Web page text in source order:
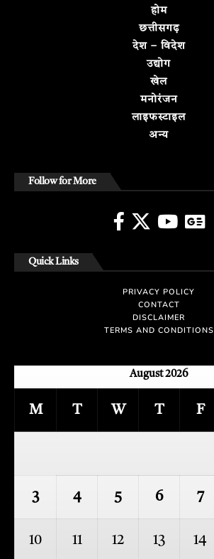
होम
छत्तीसगढ़
देश – विदेश
उद्योग
खेल
मनोरंजन
लाइफस्टाइल
अन्य
Follow for More
Quick Links
PRIVACY POLICY
CONTACT
DISCLAIMER
TERMS AND CONDITIONS
August 2026
M T W T F
3 4 5 6 7
10 11 12 13 14